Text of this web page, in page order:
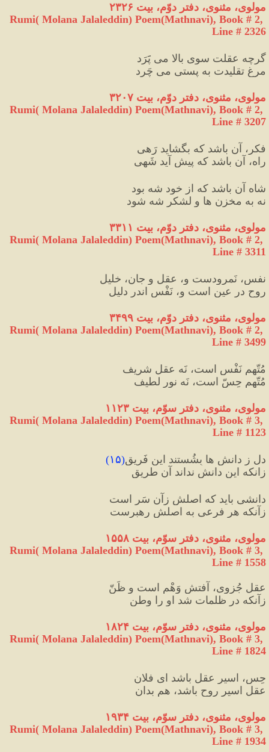
مولوی، مثنوی، دفتر دوّم، بیت ۲۳۲۶
Rumi( Molana Jalaleddin) Poem(Mathnavi), Book # 2,
Line # 2326
گرچه عقلت سویِ بالا می پََرَد
مرغِ تقلیدت به پستی می چَرد
مولوی، مثنوی، دفتر دوّم، بیت ۳۲۰۷
Rumi( Molana Jalaleddin) Poem(Mathnavi), Book # 2,
Line # 3207
فکر، آن باشد که بگشاید رَهی
راه، آن باشد که پیش آید شَهی
شاه آن باشد که از خود شه بود
نه به مخزن ها و لشکر شه شود
مولوی، مثنوی، دفتر دوّم، بیت ۳۳۱۱
Rumi( Molana Jalaleddin) Poem(Mathnavi), Book # 2,
Line # 3311
نفس، نَمرودست و، عقل و جان، خلیل
روح در عین است و، نَفْس اندر دلیل
مولوی، مثنوی، دفتر دوّم، بیت ۳۴۹۹
Rumi( Molana Jalaleddin) Poem(Mathnavi), Book # 2,
Line # 3499
مُتّهم نَفْس است، نَه عقلِ شریف
مُتّهم حِسّ است، نَه نورِ لطیف
مولوی، مثنوی، دفتر سوّم، بیت ۱۱۲۳
Rumi( Molana Jalaleddin) Poem(Mathnavi), Book # 3,
Line # 1123
دل ز دانش ها بِشُستند این فَریق(۱۵)
زانکه این دانش نداند آن طریق
دانشی باید که اصلش زآن سَر است
زآنکه هر فرعی به اصلش رهبرست
مولوی، مثنوی، دفتر سوّم، بیت ۱۵۵۸
Rumi( Molana Jalaleddin) Poem(Mathnavi), Book # 3,
Line # 1558
عقلِ جُزوی، آفتش وَهْم است و ظَنّ
زآنکه در ظلمات شد او را وطن
مولوی، مثنوی، دفتر سوّم، بیت ۱۸۲۴
Rumi( Molana Jalaleddin) Poem(Mathnavi), Book # 3,
Line # 1824
حِس، اسیرِ عقل باشد ای فلان
عقل اسیر روح باشد، هم بدان
مولوی، مثنوی، دفتر سوّم، بیت ۱۹۳۴
Rumi( Molana Jalaleddin) Poem(Mathnavi), Book # 3,
Line # 1934